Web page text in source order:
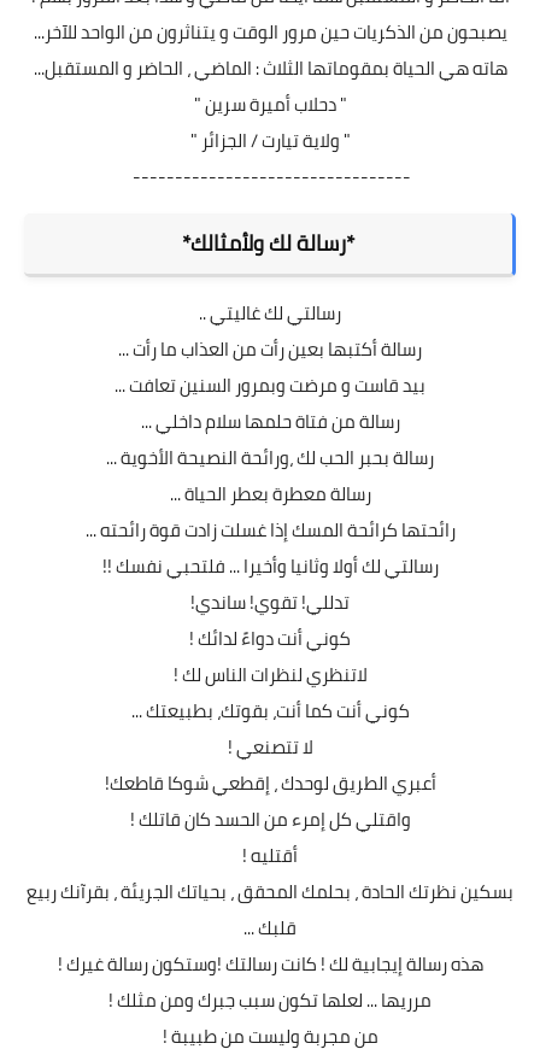
يصبحون من الذكريات حين مرور الوقت و يتناثرون من الواحد للآخر...
هاته هي الحياة بمقوماتها الثلاث : الماضي ، الحاضر و المستقبل...
" دحلاب أميرة سرين "
" ولاية تيارت / الجزائر "
---------------------------------
*رسالة لك ولأمثالك*
رسالتي لك غاليتي ..
رسالة أكتبها بعين رأت من العذاب ما رأت ...
بيد قاست و مرضت وبمرور السنين تعافت ...
رسالة من فتاة حلمها سلام داخلي ...
رسالة بحبر الحب لك ،ورائحة النصيحة الأخوية ...
رسالة معطرة بعطر الحياة ...
رائحتها كرائحة المسك إذا غسلت زادت قوة رائحته ...
رسالتي لك أولا وثانيا وأخيرا ... فلتحبي نفسك !!
تدللي! تقوي! ساندي!
كوني أنت دواءً لدائك !
لاتنظري لنظرات الناس لك !
كوني أنت كما أنت، بقوتك، بطبيعتك ...
لا تتصنعي !
أعبري الطريق لوحدك ، إقطعي شوكا قاطعك!
واقتلي كل إمرء من الحسد كان قاتلك !
أقتليه !
بسكين نظرتك الحادة ، بحلمك المحقق ، بحياتك الجريئة ، بقرآنك ربيع
قلبك ...
هذه رسالة إيجابية لك ! كانت رسالتك !وستكون رسالة غيرك !
مرريها ... لعلها تكون سبب جبرك ومن مثلك !
من مجربة وليست من طبيبة !